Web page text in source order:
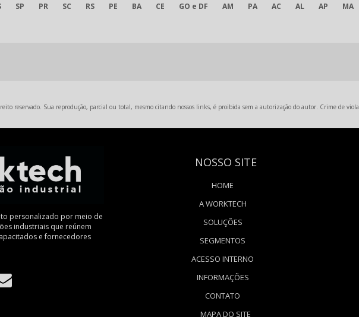
SP PR SC RS PE BA CE GO e DF AM PA AC AL AP MA
reservado. Sua reprodução, parcial ou total, mesmo citando nossos links, é proibida sem a autorização do autor. Crime de
personalizado por meio de
industriais que reúnem
e fornecedores
NOSSO SITE
HOME
A WORKTECH
SOLUÇÕES
SEGMENTOS
ACESSO INTERNO
INFORMAÇÕES
CONTATO
MAPA DO SITE